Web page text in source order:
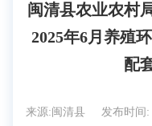
闽清县农业农村
2025年6月养殖
配
来源:闽清县 发布时间: